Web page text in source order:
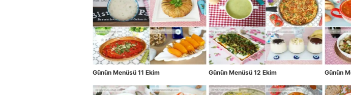
Günün Menüsü 11 Ekim Günün Menüsü 12 Ekim Günün